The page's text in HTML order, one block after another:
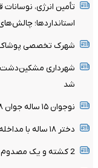
تأمین انرژی، نوسانات
استانداردها؛
شهرک تخصصی پوشاک
شهرداری مشکین‌دشت
شد
نوجوان ۱۵ ساله جوان ۲۸ ساله کازرونی را به قتل رساند
دختر ۱۸ ساله با مداخله پلیس از اقدام به خودکشی در کرج منصرف شد
2 کشته و یک مصدوم دستاورد حادثه رانندگی در کنارگذر شمالی اراک